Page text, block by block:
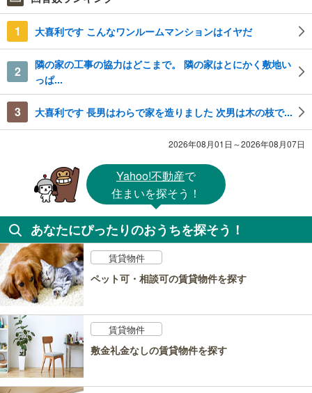
1 大喜利です こんなワンルームマンションはイヤだ
2
隣の家の工事の協力はどこまで。 隣の家はとにかく敷地い
っぱ...
3 大喜利です 長男はわらで家を造りました 次男は木の枝で...
2026年08月01日～2026年08月07日
Yahoo!不動産で
住まいを探そう！
あなたにぴったりのおうちを探そう！
賃貸物件
ペット可・相談可の賃貸物件を探す
賃貸物件
敷金礼金なしの賃貸物件を探す